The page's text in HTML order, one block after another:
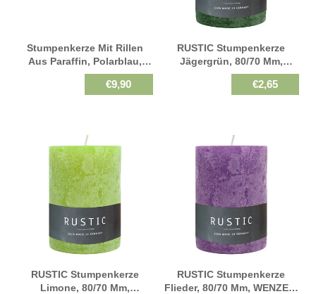
Stumpenkerze Mit Rillen
Aus Paraffin, Polarblau,
WENZEL, 90/70 Mm,
Brenndauer Ca. 39h,
€9,90
RUSTIC Stumpenkerze
Jägergrün, 80/70 Mm,
WENZEL, Brenndauer 34h,
Selbstverlöschend
€2,65
RUSTIC Stumpenkerze
Limone, 80/70 Mm,
RUSTIC Stumpenkerze
Flieder, 80/70 Mm, WENZEL,